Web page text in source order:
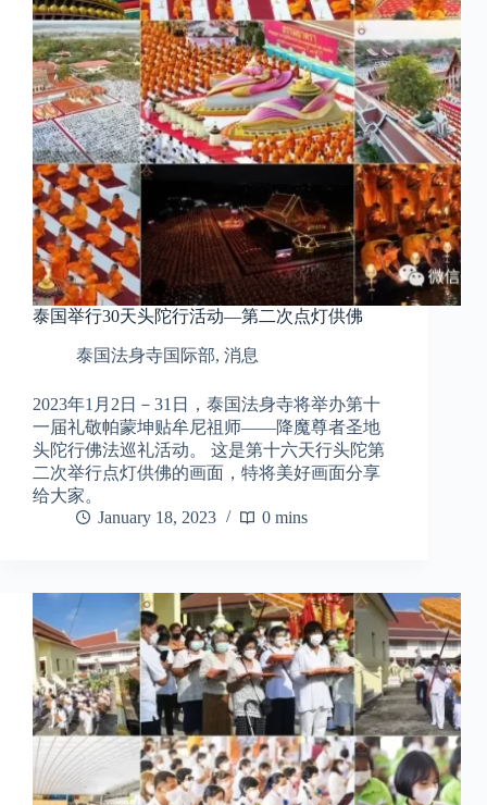
泰国举行30天头陀行活动—第二次点灯供佛
泰国法身寺国际部, 消息
2023年1月2日－31日，泰国法身寺将举办第十
一届礼敬帕蒙坤贴牟尼祖师——降魔尊者圣地
头陀行佛法巡礼活动。 这是第十六天行头陀第
二次举行点灯供佛的画面，特将美好画面分享
给大家。
January 18, 2023
0 mins